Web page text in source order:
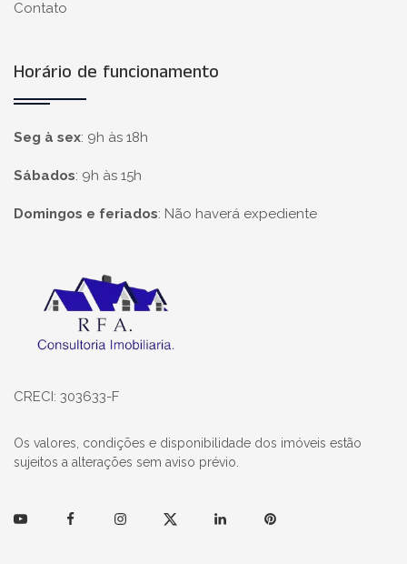
Contato
Horário de funcionamento
Seg à sex: 9h às 18h
Sábados: 9h às 15h
Domingos e feriados: Não haverá expediente
Página inicial
CRECI: 303633-F
Os valores, condições e disponibilidade dos imóveis estão
sujeitos a alterações sem aviso prévio.
YoutubeFacebookInstagramTwitter LinkedinPinterest